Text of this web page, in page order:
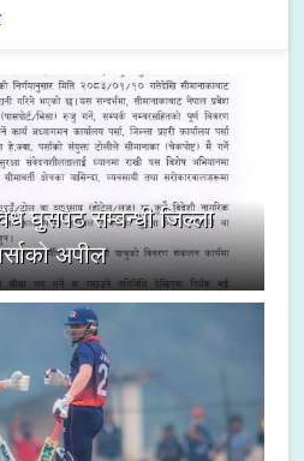
घुसपैठ सम्बन्धी जिल्ला
अपील